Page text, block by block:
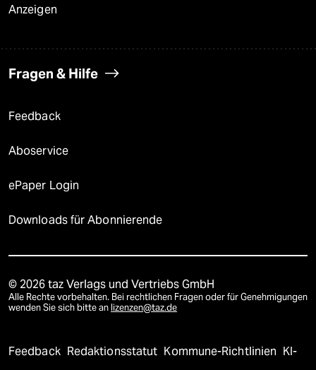
Anzeigen
Fragen & Hilfe
Feedback
Aboservice
ePaper Login
Downloads für Abonnierende
© 2026 taz Verlags und Vertriebs GmbH
Alle Rechte vorbehalten. Bei rechtlichen Fragen oder für Genehmigungen
wenden Sie sich bitte an lizenzen@taz.de
Feedback Redaktionsstatut Kommune-Richtlinien KI-